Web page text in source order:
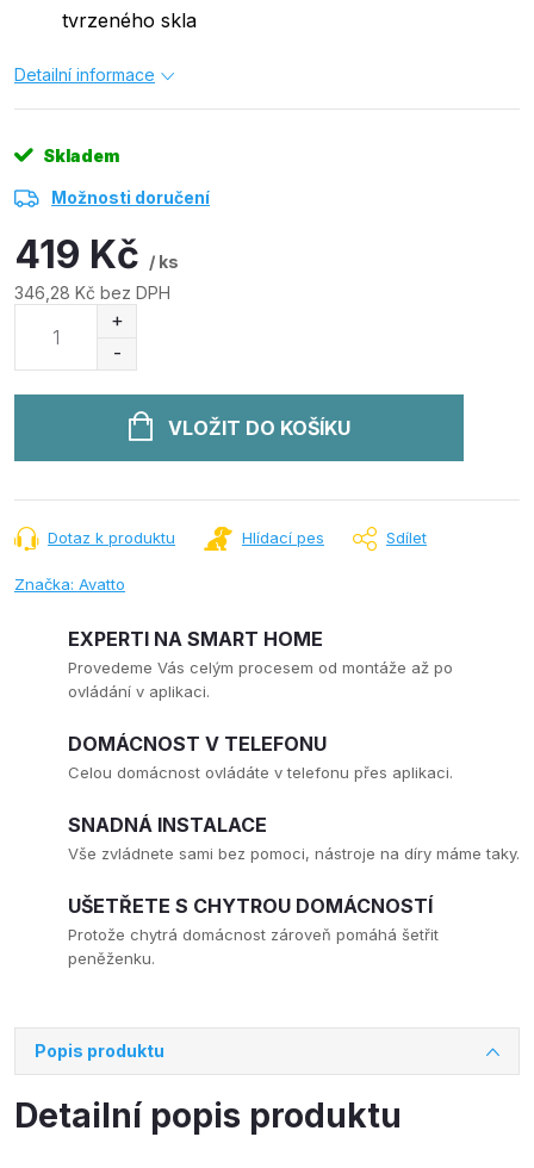
tvrzeného skla
Detailní informace
Skladem
Možnosti doručení
419 Kč / ks
346,28 Kč bez DPH
VLOŽIT DO KOŠÍKU
Dotaz k produktu Hlídací pes Sdílet
Značka: Avatto
EXPERTI NA SMART HOME
Provedeme Vás celým procesem od montáže až po
ovládání v aplikaci.
DOMÁCNOST V TELEFONU
Celou domácnost ovládáte v telefonu přes aplikaci.
SNADNÁ INSTALACE
Vše zvládnete sami bez pomoci, nástroje na díry máme taky.
UŠETŘETE S CHYTROU DOMÁCNOSTÍ
Protože chytrá domácnost zároveň pomáhá šetřit
peněženku.
Popis produktu
Detailní popis produktu